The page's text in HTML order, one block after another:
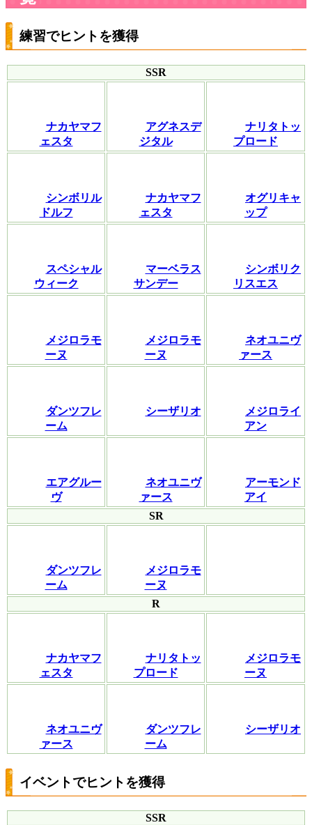
練習でヒントを獲得
SSR
ナカヤマフ
ェスタ
アグネスデ
ジタル
ナリタトッ
プロード
シンボリル
ドルフ
ナカヤマフ
ェスタ
オグリキャ
ップ
スペシャル
ウィーク
マーベラス
サンデー
シンボリク
リスエス
メジロラモ
ーヌ
メジロラモ
ーヌ
ネオユニヴ
ァース
ダンツフレ
ーム
シーザリオ
メジロライ
アン
エアグルー
ヴ
ネオユニヴ
ァース
アーモンド
アイ
SR
ダンツフレ
ーム
メジロラモ
ーヌ
R
ナカヤマフ
ェスタ
ナリタトッ
プロード
メジロラモ
ーヌ
ネオユニヴ
ァース
ダンツフレ
ーム
シーザリオ
イベントでヒントを獲得
SSR